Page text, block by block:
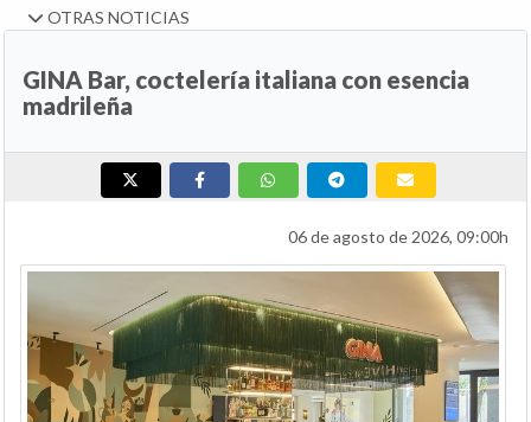
OTRAS NOTICIAS
GINA Bar, coctelería italiana con esencia
madrileña
06 de agosto de 2026, 09:00h